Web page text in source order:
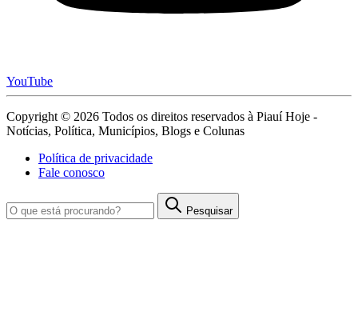
YouTube
Copyright © 2026 Todos os direitos reservados à Piauí Hoje -
Notícias, Política, Municípios, Blogs e Colunas
Política de privacidade
Fale conosco
Pesquisar